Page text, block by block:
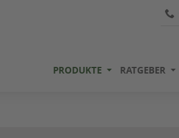
PRODUKTE RATGEBER